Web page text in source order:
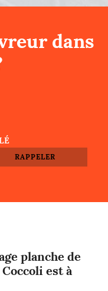
dans
planche de
est à